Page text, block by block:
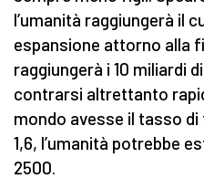
l’umanità raggiungerà il
espansione attorno alla
raggiungerà i 10 miliardi
contrarsi altrettanto
mondo avesse il tasso
1,6, l’umanità potrebbe
2500.